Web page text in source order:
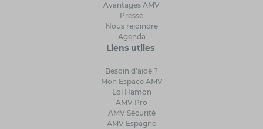
Avantages AMV
Presse
Nous rejoindre
Agenda
Liens utiles
Besoin d’aide ?
Mon Espace AMV
Loi Hamon
AMV Pro
AMV Sécurité
AMV Espagne